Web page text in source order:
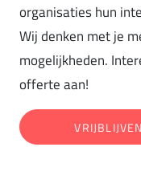
organisaties hun
Wij denken met je
mogelijkheden.
offerte aan!